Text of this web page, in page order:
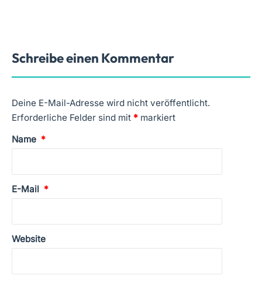
Schreibe einen Kommentar
Deine E-Mail-Adresse wird nicht veröffentlicht.
Erforderliche Felder sind mit * markiert
Name *
E-Mail *
Website